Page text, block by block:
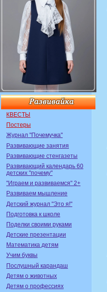
КВЕСТЫ
Постеры
Журнал "Почемучка"
Развивающие занятия
Развивающие стенгазеты
Развивающий календарь 60
детских "почему"
"Играем и развиваемся" 2+
Развиваем мышление
Детский журнал "Это я!"
Подготовка к школе
Поделки своими руками
Детские презентации
Математика детям
Учим буквы
Послушный карандаш
Детям о животных
Детям о профессиях